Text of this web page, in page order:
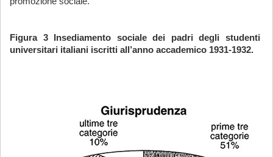
Figura 3 Insediamento sociale dei padri degli studenti
universitari italiani iscritti all’anno accademico 1931-1932.